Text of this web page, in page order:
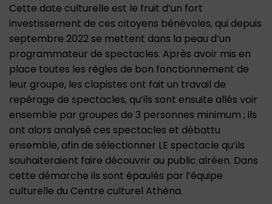
Cette date culturelle est le fruit d’un fort
investissement de ces citoyens bénévoles, qui depuis
septembre 2022 se mettent dans la peau d’un
programmateur de spectacles. Après avoir mis en
place toutes les règles de bon fonctionnement de
leur groupe, les clapistes ont fait un travail de
repérage de spectacles, qu’ils sont ensuite allés voir
ensemble par groupes de 3 personnes minimum ; ils
ont alors analysé ces spectacles et débattu
ensemble, afin de sélectionner LE spectacle qu’ils
souhaiteraient faire découvrir au public alréen. Dans
cette démarche ils sont épaulés par l’équipe
culturelle du Centre culturel Athéna.